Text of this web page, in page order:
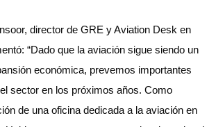
director de GRE y Aviation Desk en
“Dado que la aviación sigue siendo un
económica, prevemos importantes
sector en los próximos años. Como
de una oficina dedicada a la aviación en